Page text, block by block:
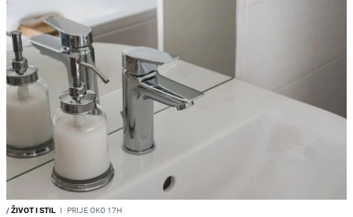
/ŽIVOT I STIL I PRIJE OKO 17H